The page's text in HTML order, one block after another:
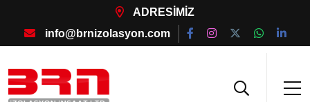
ADRESİMİZ
info@brnizolasyon.com